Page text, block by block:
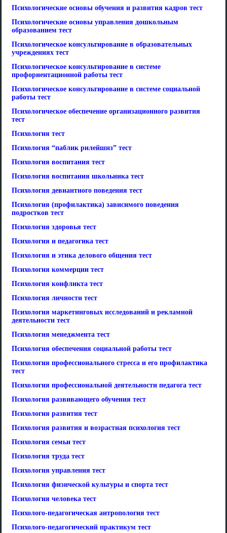
Психологические основы обучения и развития кадров тест
Психологические основы управления дошкольным
образованием тест
Психологическое консультирование в образовательных
учреждениях тест
Психологическое консультирование в системе
профориентационной работы тест
Психологическое консультирование в системе социальной
работы тест
Психологическое обеспечение организационного развития
тест
Психология тест
Психология “паблик рилейшнз” тест
Психология воспитания тест
Психология воспитания школьника тест
Психология девиантного поведения тест
Психология (профилактика) зависимого поведения
подростков тест
Психология здоровья тест
Психология и педагогика тест
Психология и этика делового общения тест
Психология коммерции тест
Психология конфликта тест
Психология личности тест
Психология маркетинговых исследований и рекламной
деятельности тест
Психология менеджмента тест
Психология обеспечения социальной работы тест
Психология профессионального стресса и его профилактика
тест
Психология профессиональной деятельности педагога тест
Психология развивающего обучения тест
Психология развития тест
Психология развития и возрастная психология тест
Психология семьи тест
Психология труда тест
Психология управления тест
Психология физической культуры и спорта тест
Психология человека тест
Психолого-педагогическая антропология тест
Психолого-педагогический практикум тест